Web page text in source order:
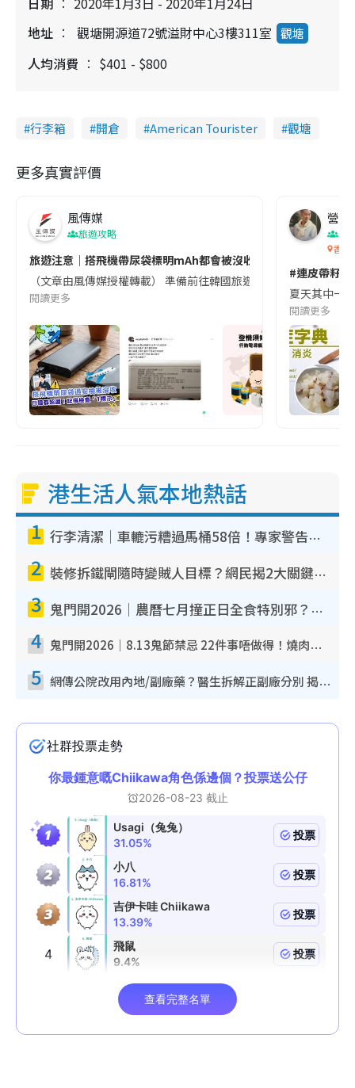
地址
觀塘開源道72號溢財中心3樓311室 觀塘
人均消費 $401 - $800
行李箱 開倉 American Tourister 觀塘
更多真實評價
風傳媒
旅遊攻略
旅遊注意｜搭飛機帶尿袋標明mAh都會被沒收😱出發前切記檢查
（文章由風傳媒授權轉載） 準備前往韓國旅遊的民眾，近期要
閱讀更多
營養
香港
#連皮帶籽
夏天其中一
閱讀更多
港生活人氣本地熱話
1 行李清潔｜車轆污糟過馬桶58倍！專家警告忌用酒精抹 教1招免污手除菌
2 裝修拆鐵閘隨時變賊人目標？網民揭2大關鍵用途：裝新式等於白裝？附新舊鐵閘分別
3 鬼門開2026｜農曆七月撞正日全食特別邪？專家警告切忌做一事！揭4大禁忌+2招保平安
4 鬼門開2026｜8.13鬼節禁忌 22件事唔做得！燒肉、刺身要少食？半夜勿吹口哨/打呢個電話
5 網傳公院改用內地/副廠藥？醫生拆解正副廠分別 揭4類人換藥隨時出事